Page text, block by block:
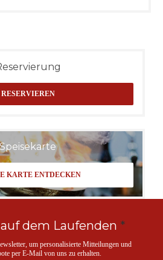
RESERVIEREN
Speisekarte
KARTE ENTDECKEN
dem Laufenden *
um personalisierte Mitteilungen und
per E-Mail von uns zu erhalten.